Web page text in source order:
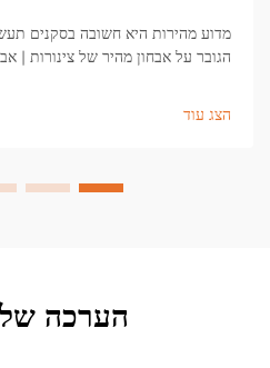
מדוע מהירות היא חשובה בסקנים
הגובר על אבחון מהיר של צינורות |
הצג עוד
הערכה